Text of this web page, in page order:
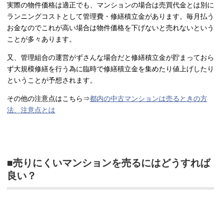
実際の物件価格は適正でも、マンションの場合は売買代金とは別に
ランニングコストとして管理費・修繕積立金があります。毎月払う
お金なのでこれが高い場合は物件価格を下げないと売れないという
ことが多々あります。
又、管理組合の運営がずさんな場合だと修繕積立金が貯まっておら
ず大規模修繕を行う為に臨時で修繕積立金を集めたり値上げしたり
ということが予想されます。
その他の注意点はこちら⇒都内の中古マンションは売るときの方
法、注意点とは
■売りにくいマンションを売るにはどうすれば
良い？